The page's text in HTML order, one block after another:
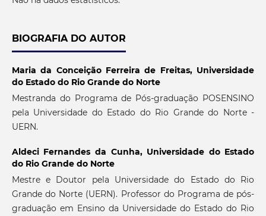
BIOGRAFIA DO AUTOR
Maria da Conceição Ferreira de Freitas, Universidade
do Estado do Rio Grande do Norte
Mestranda do Programa de Pós-graduação POSENSINO
pela Universidade do Estado do Rio Grande do Norte -
UERN.
Aldeci Fernandes da Cunha, Universidade do Estado
do Rio Grande do Norte
Mestre e Doutor pela Universidade do Estado do Rio
Grande do Norte (UERN). Professor do Programa de pós-
graduação em Ensino da Universidade do Estado do Rio